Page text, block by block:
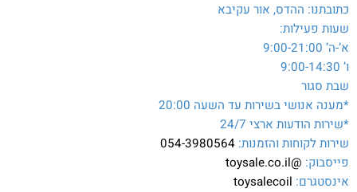
כתובתנו: ההדס, אור עקיבא
שעות פעילות:
א’-ה’ 9:00-21:00
ו’ 9:00-14:30
שבת סגור
*מענה אנושי בשירות עד השעה 20:00
*שירות הודעות ארצי 24/7
שירות לקוחות והזמנות: 054-3980564
פייסבוק: @toysale.co.il
אינסטגרם: toysalecoil